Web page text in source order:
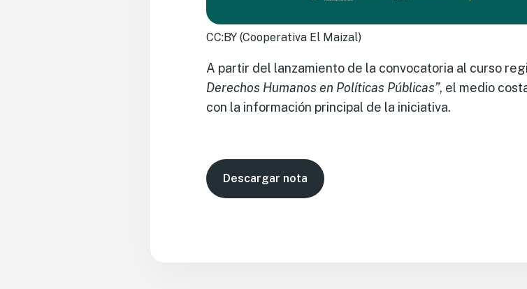
CC:BY (Cooperativa El Maizal)
A partir del lanzamiento de la convocatoria al curso
Derechos Humanos en Políticas Públicas”, el medio
con la información principal de la iniciativa.
Descargar nota